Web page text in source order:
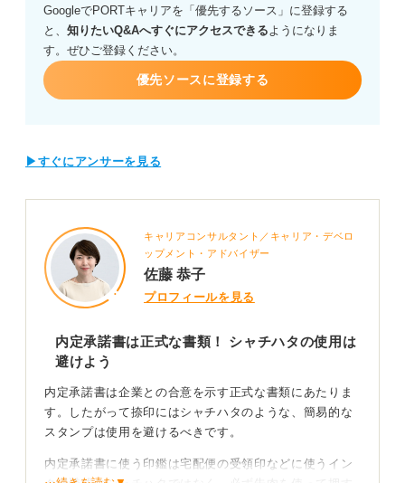
GoogleでPORTキャリアを「優先するソース」に登録する
と、 知りたいQ&Aへすぐにアクセスできるようになりま
す。ぜひご登録ください。
優先ソースに登録する
▶すぐにアンサーを見る
キャリアコンサルタント／キャリア・デベロ
ップメント・アドバイザー
佐藤 恭子
プロフィールを見る
内定承諾書は正式な書類！ シャチハタの使用は
避けよう
内定承諾書は企業との合意を示す正式な書類にあたりま
す。したがって捺印にはシャチハタのような、簡易的な
スタンプは使用を避けるべきです。
内定承諾書に使う印鑑は宅配便の受領印などに使うイン